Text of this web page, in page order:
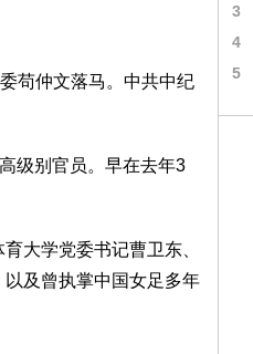
苟仲文落马。中共中纪
级别官员。早在去年3
大学党委书记曹卫东、
及曾执掌中国女足多年
3
4
5